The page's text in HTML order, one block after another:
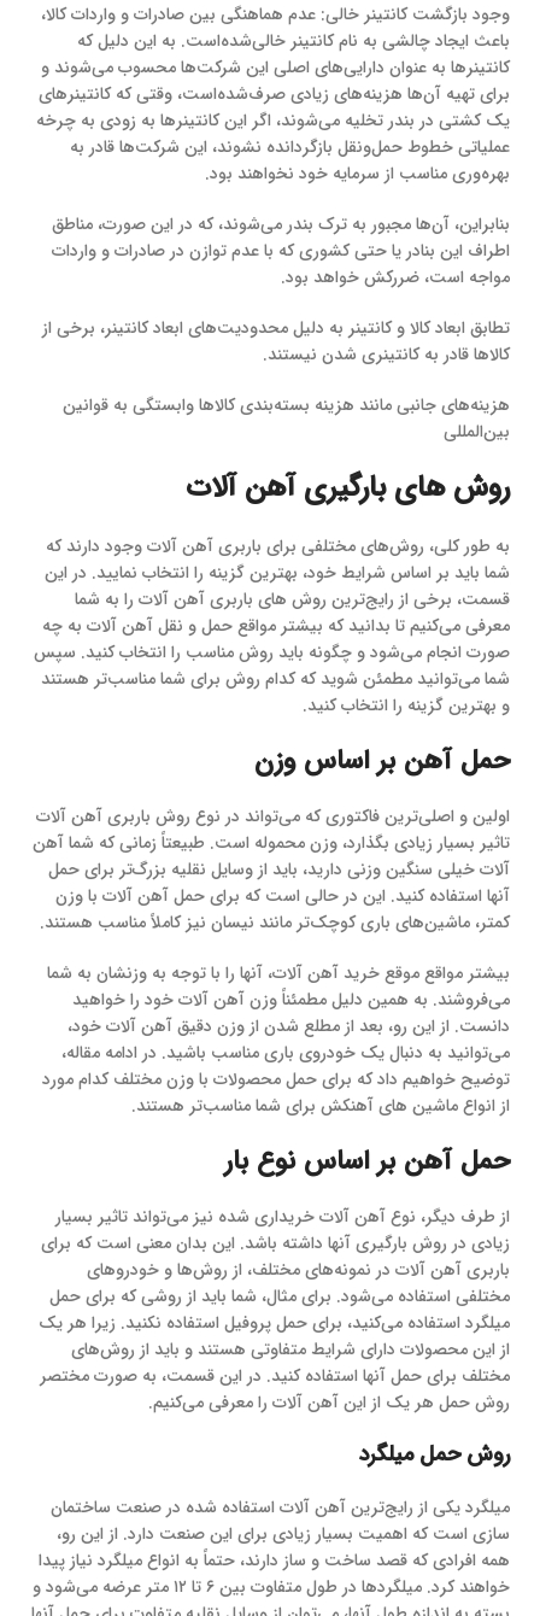
وجود بازگشت کانتینر خالی: عدم هماهنگی بین صادرات و واردات کالا،
باعث ایجاد چالشی به نام کانتینر خالی‌شده‌است. به این دلیل که
کانتینرها به عنوان دارایی‌های اصلی این شرکت‌ها محسوب می‌شوند و
برای تهیه آن‌ها هزینه‌های زیادی صرف‌شده‌است، وقتی که کانتینرهای
یک کشتی در بندر تخلیه می‌شوند، اگر این کانتینرها به زودی به چرخه
عملیاتی خطوط حمل‌ونقل بازگردانده نشوند، این شرکت‌ها قادر به
بهره‌وری مناسب از سرمایه خود نخواهند بود.
بنابراین، آن‌ها مجبور به ترک بندر می‌شوند، که در این صورت، مناطق
اطراف این بنادر یا حتی کشوری که با عدم توازن در صادرات و واردات
مواجه است، ضررکش خواهد بود.
تطابق ابعاد کالا و کانتینر به دلیل محدودیت‌های ابعاد کانتینر، برخی از
کالاها قادر به کانتینری شدن نیستند.
هزینه‌های جانبی مانند هزینه بسته‌بندی کالاها وابستگی به قوانین
بین‌المللی
روش های بارگیری آهن آلات
به طور کلی، روش‌های مختلفی برای باربری آهن آلات وجود دارند که
شما باید بر اساس شرایط خود، بهترین گزینه را انتخاب نمایید. در این
قسمت، برخی از رایج‌ترین روش های باربری آهن آلات را به شما
معرفی می‌کنیم تا بدانید که بیشتر مواقع حمل و نقل آهن آلات به چه
صورت انجام می‌شود و چگونه باید روش مناسب را انتخاب کنید. سپس
شما می‌توانید مطمئن شوید که کدام روش برای شما مناسب‌تر هستند
و بهترین گزینه را انتخاب کنید.
حمل آهن بر اساس وزن
اولین و اصلی‌ترین فاکتوری که می‌تواند در نوع روش باربری آهن آلات
تاثیر بسیار زیادی بگذارد، وزن محموله است. طبیعتاً زمانی که شما آهن
آلات خیلی سنگین وزنی دارید، باید از وسایل نقلیه بزرگ‌تر برای حمل
آنها استفاده کنید. این در حالی است که برای حمل آهن آلات با وزن
کمتر، ماشین‌های باری کوچک‌تر مانند نیسان نیز کاملاً مناسب هستند.
بیشتر مواقع موقع خرید آهن آلات، آنها را با توجه به وزنشان به شما
می‌فروشند. به همین دلیل مطمئناً وزن آهن آلات خود را خواهید
دانست. از این رو، بعد از مطلع شدن از وزن دقیق آهن آلات خود،
می‌توانید به دنبال یک خودروی باری مناسب باشید. در ادامه مقاله،
توضیح خواهیم داد که برای حمل محصولات با وزن مختلف کدام مورد
از انواع ماشین های آهنکش برای شما مناسب‌تر هستند.
حمل آهن بر اساس نوع بار
از طرف دیگر، نوع آهن آلات خریداری شده نیز می‌تواند تاثیر بسیار
زیادی در روش بارگیری آنها داشته باشد. این بدان معنی است که برای
باربری آهن آلات در نمونه‌های مختلف، از روش‌ها و خودروهای
مختلفی استفاده می‌شود. برای مثال، شما باید از روشی که برای حمل
میلگرد استفاده می‌کنید، برای حمل پروفیل استفاده نکنید. زیرا هر یک
از این محصولات دارای شرایط متفاوتی هستند و باید از روش‌های
مختلف برای حمل آنها استفاده کنید. در این قسمت، به صورت مختصر
روش حمل هر یک از این آهن آلات را معرفی می‌کنیم.
روش حمل میلگرد
میلگرد یکی از رایج‌ترین آهن آلات استفاده شده در صنعت ساختمان
سازی است که اهمیت بسیار زیادی برای این صنعت دارد. از این رو،
همه افرادی که قصد ساخت‌ و ساز دارند، حتماً به انواع میلگرد نیاز پیدا
خواهند کرد. میلگردها در طول متفاوت بین ۶ تا ۱۲ متر عرضه می‌شود و